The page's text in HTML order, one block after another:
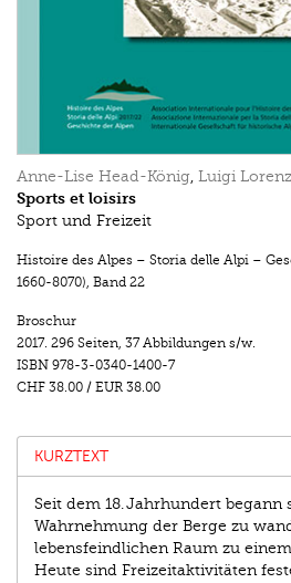
Anne-Lise Head-König, Luigi
Sports et loisirs
Sport und Freizeit
Histoire des Alpes – Storia delle Alpi –
1660-8070), Band 22
Broschur
2017. 296 Seiten, 37 Abbildungen s/w.
ISBN 978-3-0340-1400-7
CHF 38.00 / EUR 38.00
KURZTEXT
Seit dem 18. Jahrhundert begann
Wahrnehmung der Berge zu
lebensfeindlichen Raum zu
Heute sind Freizeitaktivitäten